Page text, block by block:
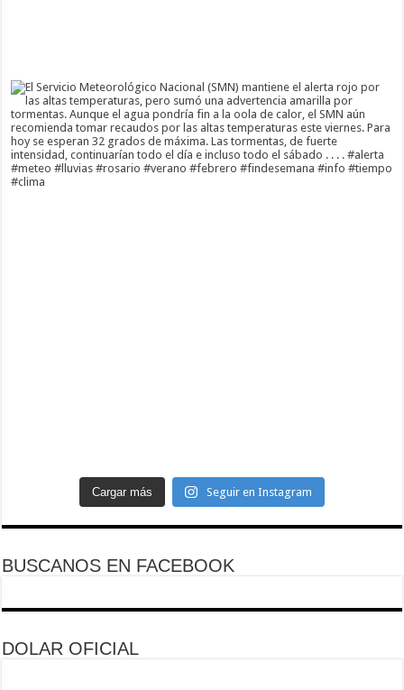
Cargar más Seguir en Instagram
BUSCANOS EN FACEBOOK
DOLAR OFICIAL